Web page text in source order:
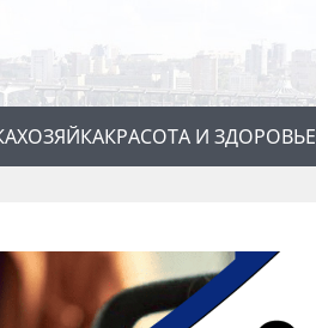
ХОЗЯЙКАКРАСОТА И ЗДОРОВЬЕ